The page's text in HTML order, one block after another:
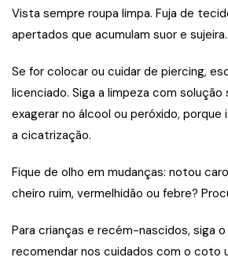
Vista sempre roupa limpa. Fuja de
apertados que acumulam suor e sujeira.
Se for colocar ou cuidar de piercing,
licenciado. Siga a limpeza com solução
exagerar no álcool ou peróxido,
a cicatrização.
Fique de olho em mudanças: notou
cheiro ruim, vermelhidão ou febre?
Para crianças e recém-nascidos, siga
recomendar nos cuidados com o coto